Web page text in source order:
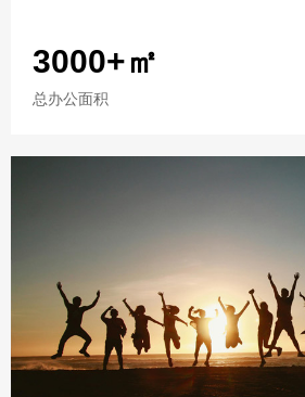
3000+㎡
总办公面积